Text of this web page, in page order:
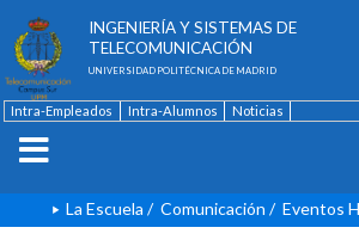
INGENIERÍA Y SISTEMAS DE
TELECOMUNICACIÓN
UNIVERSIDAD POLITÉCNICA DE MADRID
Intra-Empleados Intra-Alumnos
Noticias
La Escuela / Comunicación / Eventos